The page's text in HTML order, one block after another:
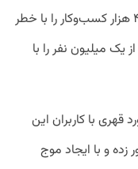
«قطع دسترسی به اینستاگرام، بیشتر از ۴۰۰ هزار کسب‌وکار را با خطر
یک میلیون نفر را با
قهری با کاربران این
و با ایجاد موج